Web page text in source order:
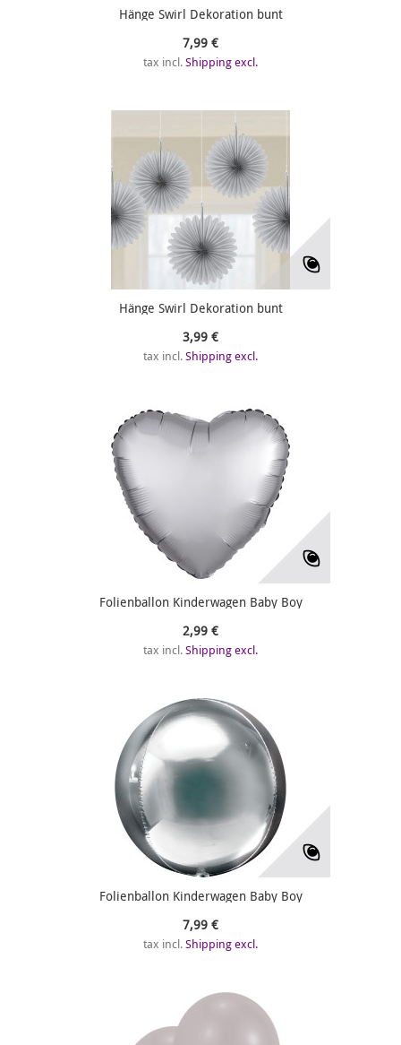
Hänge Swirl Dekoration bunt
7,99 €
tax incl.Shipping excl.
Hänge Swirl Dekoration bunt
3,99 €
tax incl.Shipping excl.
Folienballon Kinderwagen Baby Boy
2,99 €
tax incl.Shipping excl.
Folienballon Kinderwagen Baby Boy
7,99 €
tax incl.Shipping excl.